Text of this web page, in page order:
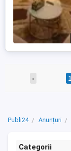
‹ 1
Publi24 Anunțuri
Categorii